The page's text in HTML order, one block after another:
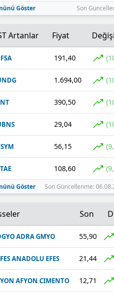
Göster Son
Artanlar Fiyat
191,40
1.694,00
390,50
29,04
56,15
108,60
Göster Son Güncellenme:
Son
ADRA GMYO 55,90
ANADOLU EFES 21,44
AFYON CIMENTO 12,71